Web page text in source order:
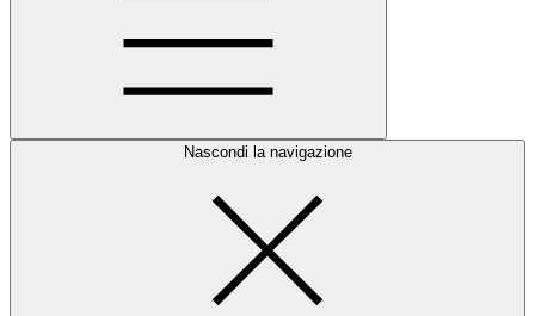
Nascondi la navigazione